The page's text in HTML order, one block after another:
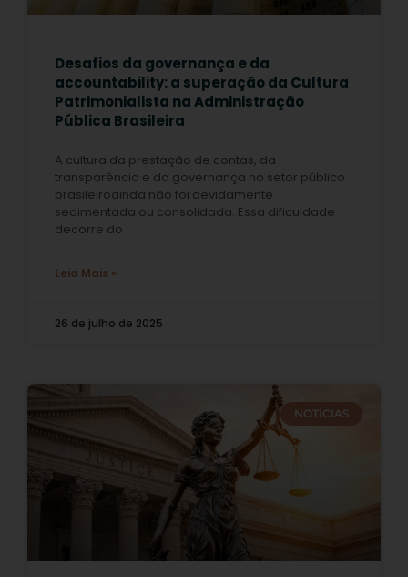
Desafios da governança e da
accountability: a superação da Cultura
Patrimonialista na Administração
Pública Brasileira
A cultura da prestação de contas, da
transparência e da governança no setor público
brasileiroainda não foi devidamente
sedimentada ou consolidada. Essa dificuldade
decorre do
Leia Mais »
26 de julho de 2025
NOTÍCIAS